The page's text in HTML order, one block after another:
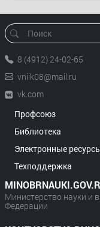
8 (4912) 24-02-65
vniik08@mail.ru
vk.com
Профсоюз
Библиотека
Электронные
Техподдержка
Министерство науки и
Федерации